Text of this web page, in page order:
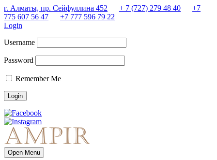
г. Алматы, пр. Сейфуллина 452 + 7 (727) 279 48 40
+7
775 607 56 47
+7 777 596 79 22
Login
Username
Password
Remember Me
Open Menu